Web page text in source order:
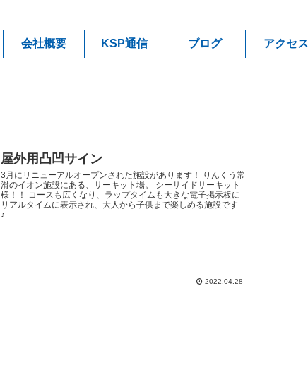
会社概要 KSP通信 ブログ アクセス
屋外用凸凹サイン
3月にリニューアルオープンされた施設があります！ りんくう常
滑のイオン施設にある、サーキット場。 シーサイドサーキット
様！！ コースも広くなり、ラップタイムも大きな電子掲示板に
リアルタイムに表示され、大人から子供まで楽しめる施設です
♪...
2022.04.28